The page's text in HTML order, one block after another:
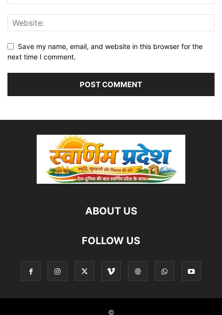
Save my name, email, and website in this browser for the
next time I comment.
ABOUT US
FOLLOW US
©